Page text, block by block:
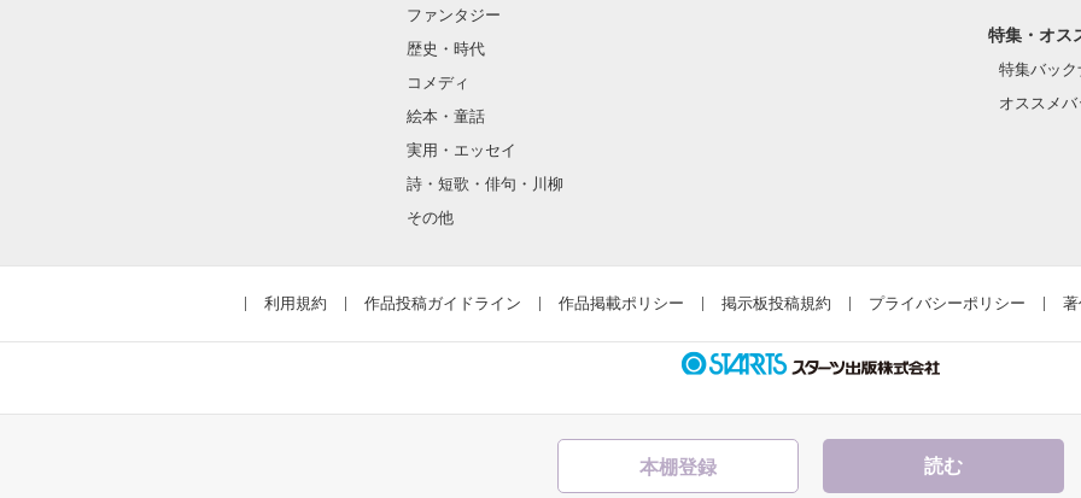
読む
犯罪を促進しているわけではありません。
《作者より》
ファンタジー
歴史・時代
コメディ
絵本・童話
実用・エッセイ
詩・短歌・俳句・川柳
その他
特集・オス
特集バッ
オススメ
利用規約 作品投稿ガイドライン 作品掲載ポリシー 掲示板投稿規約 プライバシーポリシー